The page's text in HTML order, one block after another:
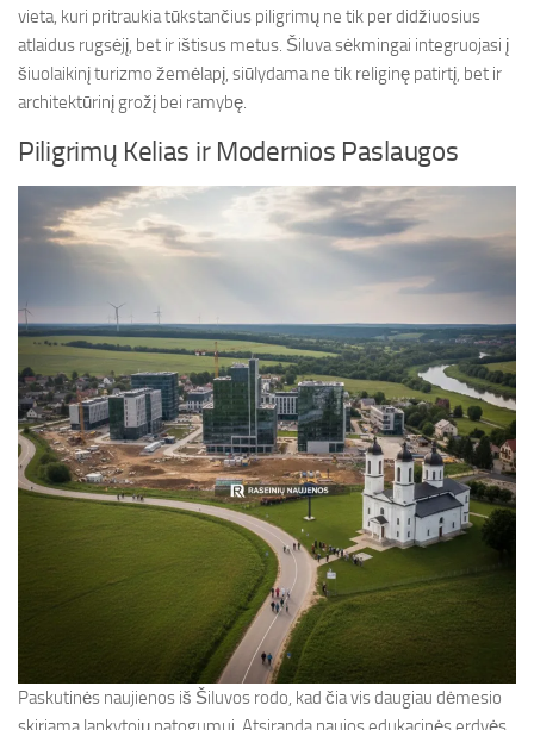
vieta, kuri pritraukia tūkstančius piligrimų ne tik per didžiuosius
atlaidus rugsėjį, bet ir ištisus metus. Šiluva sėkmingai integruojasi į
šiuolaikinį turizmo žemėlapį, siūlydama ne tik religinę patirtį, bet ir
architektūrinį grožį bei ramybę.
Piligrimų Kelias ir Modernios Paslaugos
Paskutinės naujienos iš Šiluvos rodo, kad čia vis daugiau dėmesio